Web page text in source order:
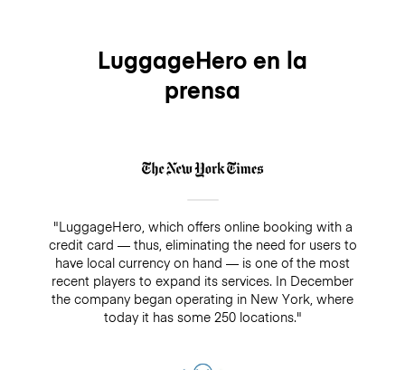
LuggageHero en la
prensa
"LuggageHero, which offers online booking with a
credit card — thus, eliminating the need for users to
have local currency on hand — is one of the most
recent players to expand its services. In December
the company began operating in New York, where
today it has some 250 locations."